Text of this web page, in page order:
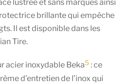
lustrée et sans marques ainsi
brillante qui empêche
Il est disponible dans les
Tire.
acier inoxydable Beka5 : ce
d’entretien de l’inox qui